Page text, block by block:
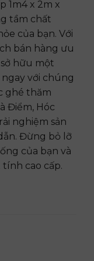
1m4 x 2m x
tầm chất
của bạn. Với
bán hàng ưu
hữu một
với chúng
ghé thăm
Điểm, Hóc
nghiệm sản
Đừng bỏ lỡ
của bạn và
cao cấp.